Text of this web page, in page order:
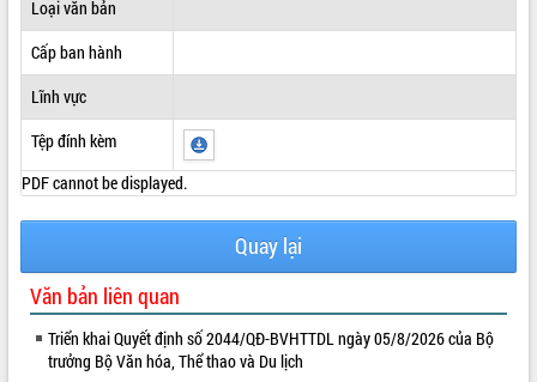
QUY HOẠCH - KẾ HOẠCH
Loại văn bản
Cấp ban hành
Lĩnh vực
Tệp đính kèm
PDF cannot be displayed.
Quay lại
Văn bản liên quan
Triển khai Quyết định số 2044/QĐ-BVHTTDL ngày 05/8/2026 của Bộ
trưởng Bộ Văn hóa, Thể thao và Du lịch